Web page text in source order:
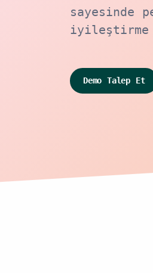
sayesinde
iyileştirme
Demo Talep Et